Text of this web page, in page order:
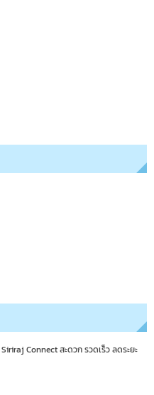
Connect สะดวก รวดเร็ว ลดระยะ